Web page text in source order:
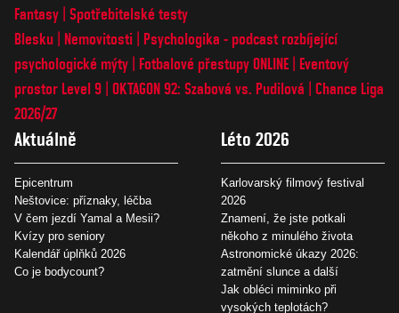
Fantasy Spotřebitelské testy
Blesku
Nemovitosti
Psychologika - podcast rozbíjející
psychologické mýty
Fotbalové přestupy ONLINE
Eventový
prostor Level 9 OKTAGON 92: Szabová vs. Pudilová
Chance Liga
2026/27
Aktuálně
Epicentrum
Neštovice: příznaky, léčba
V čem jezdí Yamal a Mesii?
Kvízy pro seniory
Kalendář úplňků 2026
Co je bodycount?
Léto 2026
Karlovarský filmový festival
2026
Znamení, že jste potkali
někoho z minulého života
Astronomické úkazy 2026:
zatmění slunce a další
Jak obléci miminko při
vysokých teplotách?